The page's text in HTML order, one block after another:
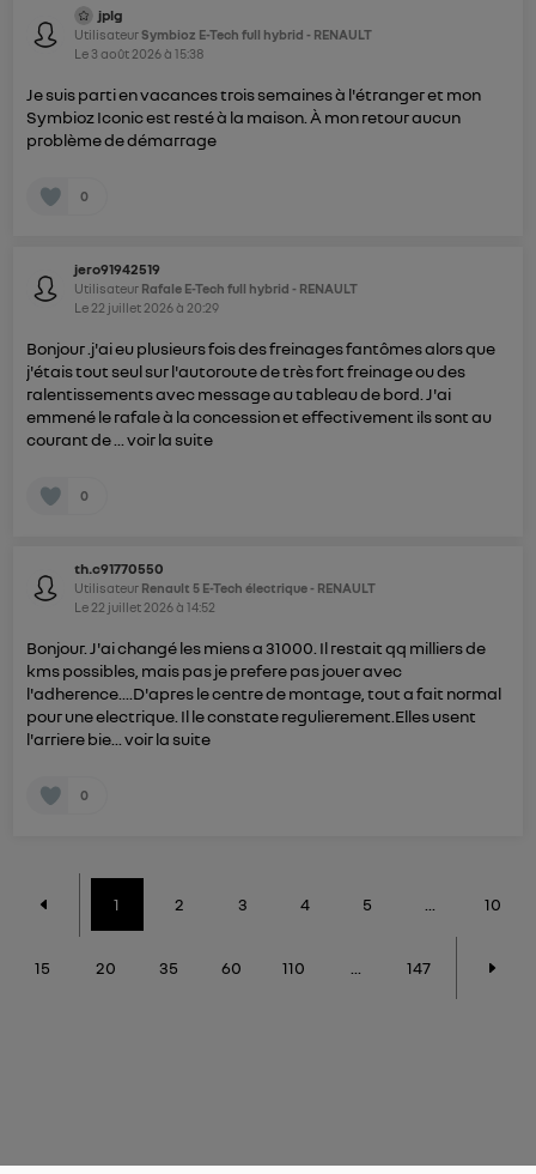
jplg
UtilisateurSymbioz E-Tech full hybrid - RENAULT
Le 3 août 2026à15:38
Je suis parti en vacances trois semaines à l'étranger et mon
Symbioz Iconic est resté à la maison. À mon retour aucun
problème de démarrage
0
jero91942519
Utilisateur Rafale E-Tech full hybrid - RENAULT
Le 22 juillet 2026à 20:29
Bonjour .j'ai eu plusieurs fois des freinages fantômes alors que
j'étais tout seul sur l'autoroute de très fort freinage ou des
ralentissements avec message au tableau de bord. J'ai
emmené le rafale à la concession et effectivement ils sont au
courant de ...voir la suite
0
th.c91770550
Utilisateur Renault 5 E-Tech électrique - RENAULT
Le 22 juillet 2026à14:52
Bonjour. J'ai changé les miens a 31000. Il restait qq milliers de
kms possibles, mais pas je prefere pas jouer avec
l'adherence....D'apres le centre de montage, tout a fait normal
pour une electrique. Il le constate regulierement.Elles usent
l'arriere bie...voir la suite
0
1 2 3 4 5 ... 10
15 20 35 60 110 147